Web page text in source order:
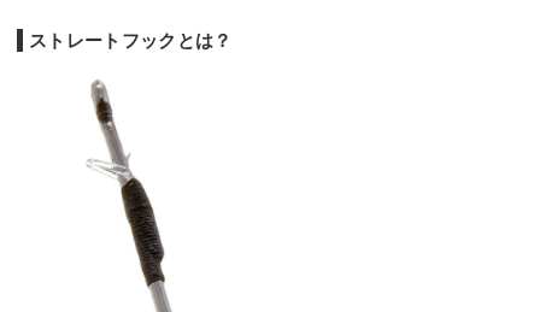
ストレートフックとは？